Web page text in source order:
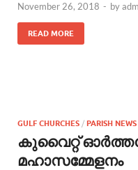
November 26, 2018 - by
READ MORE
GULF CHURCHES / PARISH NEWS
കുവൈറ്റ്‌
മഹാസമ്മേളനം